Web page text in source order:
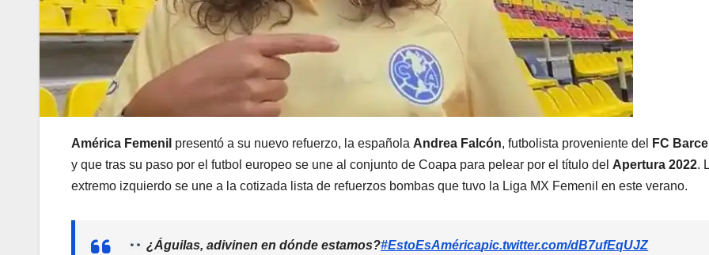
América Femenil presentó a su nuevo refuerzo, la española Andrea Falcón, futbolista proveniente del
FC
y que tras su paso por el futbol europeo se une al conjunto de Coapa para pelear por el título del Apertura 2022.
extremo izquierdo se une a la cotizada lista de refuerzos bombas que tuvo la Liga MX Femenil en este verano.
¿Águilas, adivinen en dónde estamos?#EstoEsAméricapic.twitter.com/dB7ufEqUJZ